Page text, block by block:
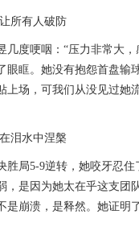
所有人破防
几度哽咽：“压力非常大
眼眶。她没有抱怨首盘输
上场，可我们从没见过她
泪水中涅槃
胜局5-9逆转，她咬牙忍
，是因为她太在乎这支团
是崩溃，是释然。她证明